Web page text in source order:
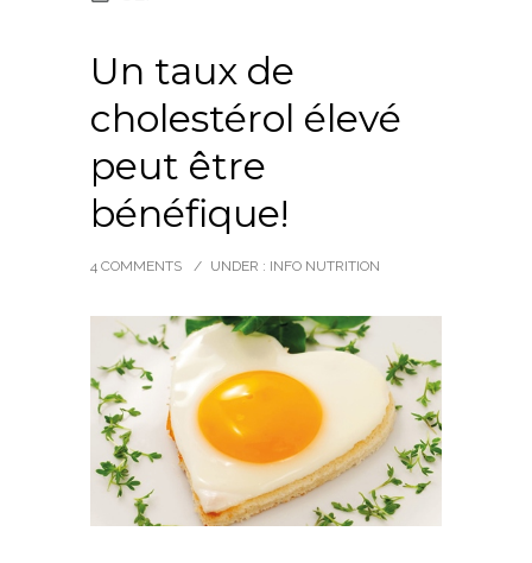
Un taux de
cholestérol élevé
peut être
bénéfique!
4 COMMENTS / UNDER : INFO NUTRITION